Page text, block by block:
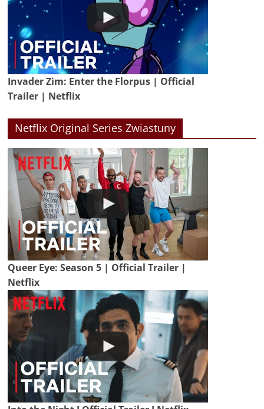
Invader Zim: Enter the Florpus | Official
Trailer | Netflix
Netflix Original Series Zwiastuny
Queer Eye: Season 5 | Official Trailer |
Netflix